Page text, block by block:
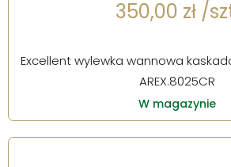
350,00 zł /
Excellent wylewka wannowa
AREX.8025CR
W magazynie